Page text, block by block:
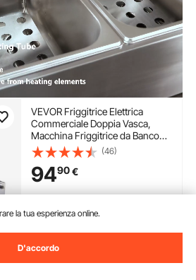
VEVOR Friggitrice Elettrica
Commerciale Doppia Vasca,
Macchina Friggitrice da Banco
Capacità da 12 Litri con Doppio
Cestello Rimovibile, Friggitrice
Doppia in Acciaio Inox 5000 W
da Cucina Hotel
(46)
9490€
Consegna:non appena Lun.
Ago. 10
Aggiungi al carrello
la tua esperienza online.
D'accordo